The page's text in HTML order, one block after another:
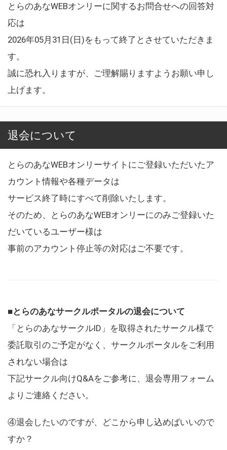
とらのあなWEBオンリーに関するお問合せへの回答対
応は
2026年05月31日(日)をもって終了とさせていただきま
す。
誠に恐れ入りますが、ご理解賜りますようお願い申し
上げます。
退会について
とらのあなWEBオンリーサイトにご登録いただいたア
カウント情報や各種データは
サービス終了時にすべて削除いたします。
そのため、とらのあなWEBオンリーにのみご登録いた
だいているユーザー様は
事前のアカウント停止等の対応はご不要です。
■とらのあなサークルポータルの退会について
「とらのあなサークルID」を取得されたサークル様で
委託取引のご予定がなく、サークルポータルをご利用
されない場合は
下記サークル向けQ&Aをご参考に、退会専用フォーム
よりご連絡ください。
④退会したいのですが、どこから申し込めばいいので
すか？